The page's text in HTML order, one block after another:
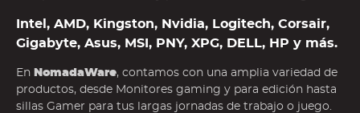
Intel, AMD, Kingston, Nvidia, Logitech, Corsair,
Gigabyte, Asus, MSI, PNY, XPG, DELL, HP y más.
En NomadaWare, contamos con una amplia variedad de
productos, desde Monitores gaming y para edición hasta
sillas Gamer para tus largas jornadas de trabajo o juego.